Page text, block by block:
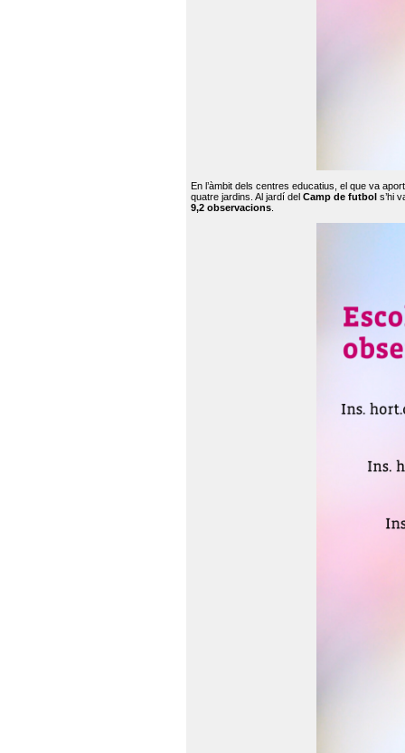
En l’àmbit dels centres educatius, el que va
quatre jardins. Al jardí del Camp de futbol s’hi
9,2 observacions